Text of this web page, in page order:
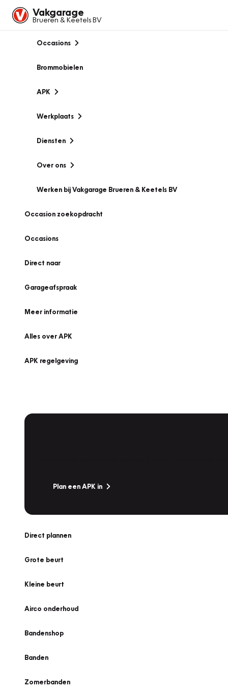
Vakgarage
Brueren & Keetels BV
Occasions
Brommobielen
APK
Werkplaats
Diensten
Over ons
Werken bij Vakgarage Brueren & Keetels BV
Occasion zoekopdracht
Occasions
Direct naar
Garageafspraak
Meer informatie
Alles over APK
APK regelgeving
Plan een APK in
Direct plannen
Grote beurt
Kleine beurt
Airco onderhoud
Bandenshop
Banden
Zomerbanden